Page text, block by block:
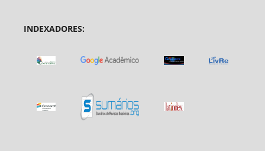
INDEXADORES: